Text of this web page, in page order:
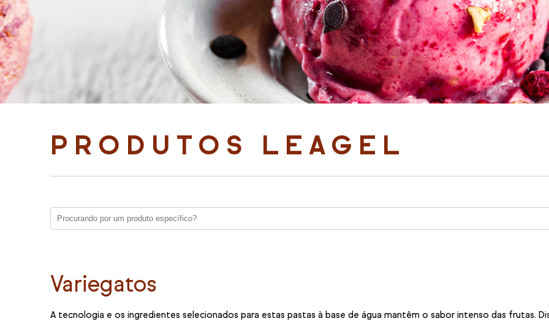
PRODUTOS LEAGEL
Variegatos
A tecnologia e os ingredientes selecionados para estas pastas à base de água mantêm o sabor intenso das frutas.